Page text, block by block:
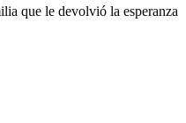
que le devolvió la esperanza